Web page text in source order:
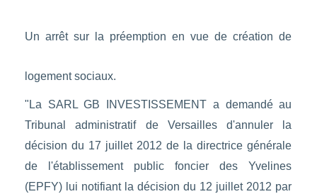
Un arrêt sur la préemption en vue de création de
logement sociaux.
"La SARL GB INVESTISSEMENT a demandé au
Tribunal administratif de Versailles d'annuler la
décision du 17 juillet 2012 de la directrice générale
de l'établissement public foncier des Yvelines
(EPFY) lui notifiant la décision du 12 juillet 2012 par